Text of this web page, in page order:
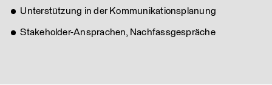
Unterstützung in der Kommunikationsplanung
Stakeholder-Ansprachen, Nachfassgespräche